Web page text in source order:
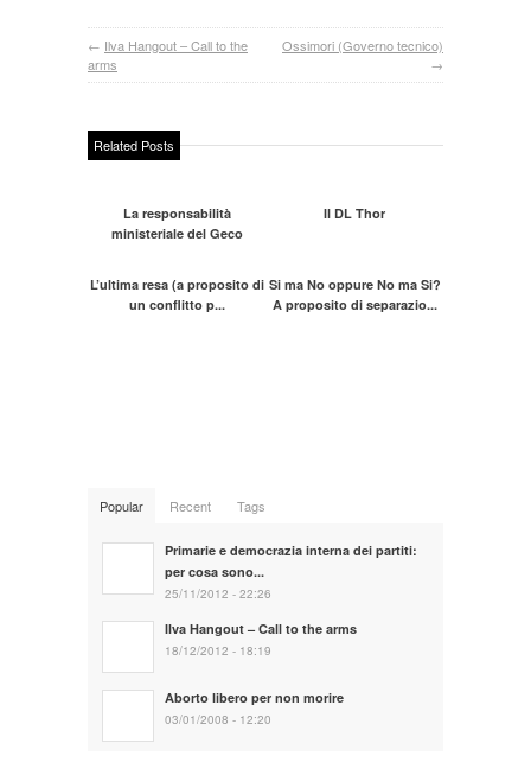
← Ilva Hangout – Call to the
arms
Ossimori (Governo tecnico)
→
Related Posts
La responsabilità
ministeriale del Geco
Il DL Thor
L’ultima resa (a proposito di
un conflitto p...
Si ma No oppure No ma Si?
A proposito di separazio...
Popular Recent Tags
Primarie e democrazia interna dei partiti:
per cosa sono...
25/11/2012 - 22:26
Ilva Hangout – Call to the arms
18/12/2012 - 18:19
Aborto libero per non morire
03/01/2008 - 12:20